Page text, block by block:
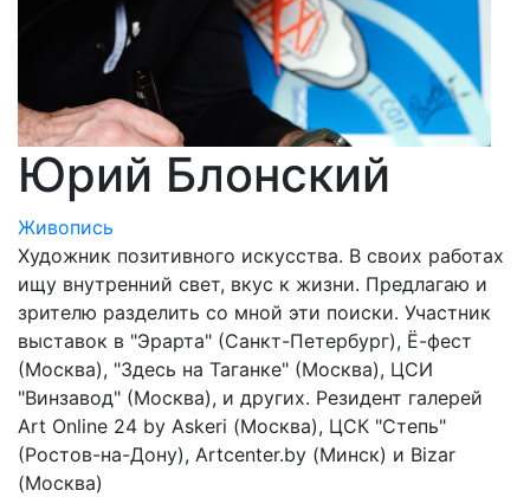
Юрий Блонский
Живопись
Художник позитивного искусства. В своих работах
ищу внутренний свет, вкус к жизни. Предлагаю и
зрителю разделить со мной эти поиски. Участник
выставок в "Эрарта" (Санкт-Петербург), Ё-фест
(Москва), "Здесь на Таганке" (Москва), ЦСИ
"Винзавод" (Москва), и других. Резидент галерей
Art Online 24 by Askeri (Москва), ЦСК "Степь"
(Ростов-на-Дону), Artcenter.by (Минск) и Bizar
(Москва)